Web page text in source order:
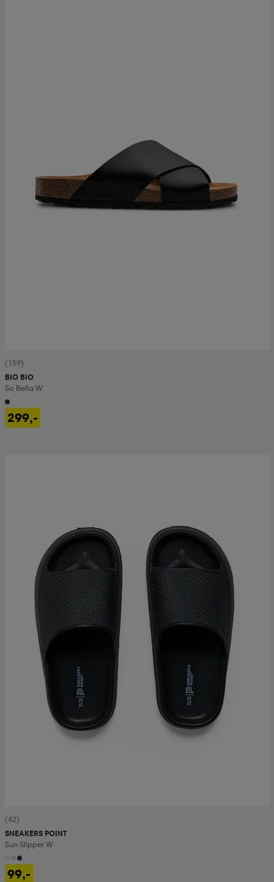
(159)
BIO BIO
So Bella W
299,-
(42)
SNEAKERS POINT
Sun Slipper W
99,-